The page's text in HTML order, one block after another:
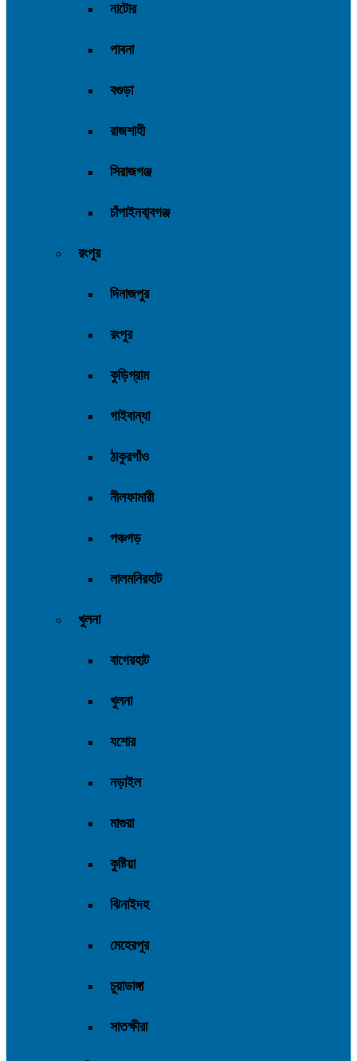
নাটোর
পাবনা
বগুড়া
রাজশাহী
সিরাজগঞ্জ
চাঁপাইনবা্বগঞ্জ
রংপুর
দিনাজপুর
রংপুর
কুড়িগ্রাম
গাইবান্ধা
ঠাকুরগাঁও
নীলফামারী
পঞ্চগড়
লালমনিরহাট
খুলনা
বাগেরহাট
খুলনা
যশোর
নড়াইল
মাগুরা
কুষ্টিয়া
ঝিনাইদহ
মেহেরপুর
চুয়াডাঙ্গা
সাতক্ষীরা